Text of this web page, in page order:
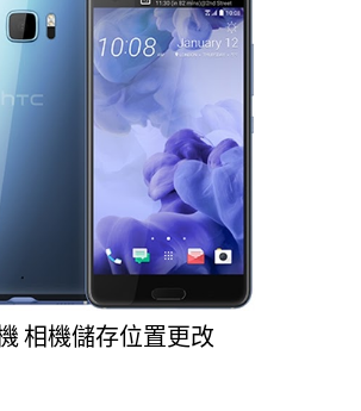
相機儲存位置更改